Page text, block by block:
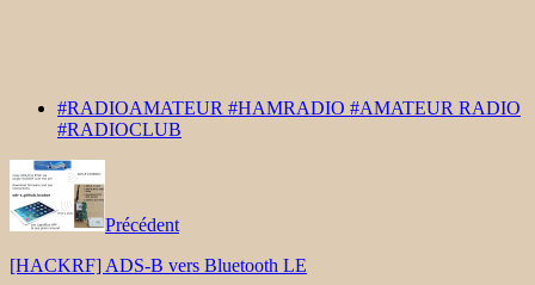
#RADIOAMATEUR #HAMRADIO #AMATEUR RADIO
#RADIOCLUB
Précédent
[HACKRF] ADS-B vers Bluetooth LE